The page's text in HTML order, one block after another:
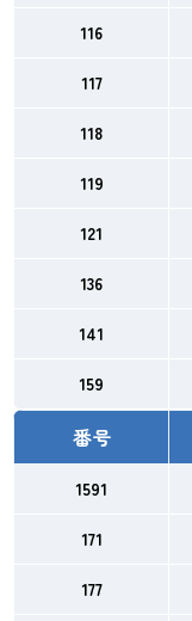
116
117
118
119
121
136
141
159
番号
1591
171
177